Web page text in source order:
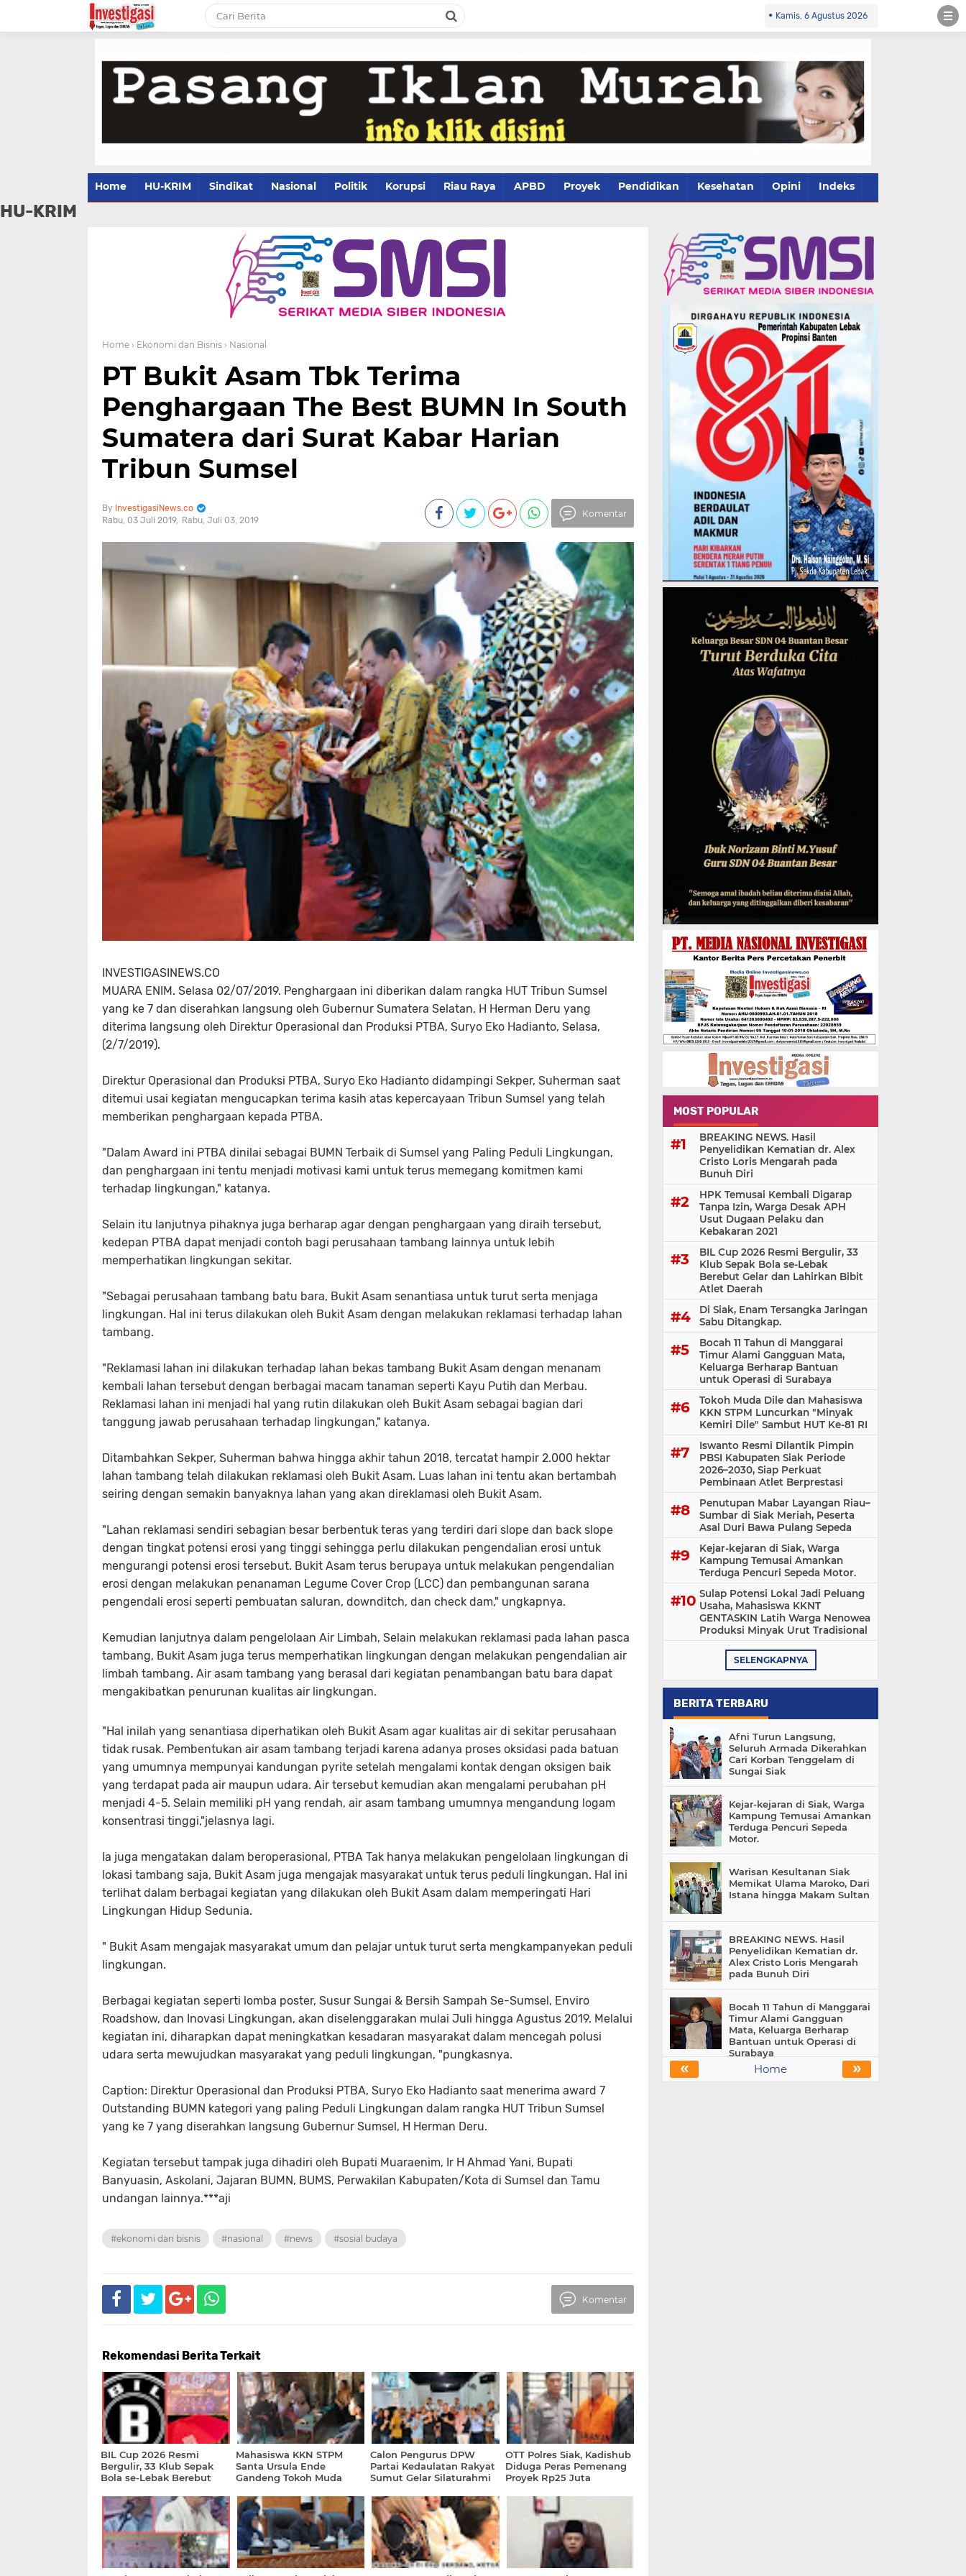
Kamis, 6 Agustus 2026
Home HU-KRIM Sindikat Nasional Politik Korupsi Riau Raya APBD Proyek Pendidikan Kesehatan Opini Indeks
HU-KRIM
Home › Ekonomi dan Bisnis › Nasional
PT Bukit Asam Tbk Terima
Penghargaan The Best BUMN In South
Sumatera dari Surat Kabar Harian
Tribun Sumsel
InvestigasiNews.co
Rabu, 03 Juli 2019
Rabu, Juli 03, 2019
Komentar
INVESTIGASINEWS.CO
MUARA ENIM. Selasa 02/07/2019. Penghargaan ini diberikan dalam rangka HUT Tribun Sumsel
yang ke 7 dan diserahkan langsung oleh Gubernur Sumatera Selatan, H Herman Deru yang
diterima langsung oleh Direktur Operasional dan Produksi PTBA, Suryo Eko Hadianto, Selasa,
(2/7/2019).
Direktur Operasional dan Produksi PTBA, Suryo Eko Hadianto didampingi Sekper, Suherman saat
ditemui usai kegiatan mengucapkan terima kasih atas kepercayaan Tribun Sumsel yang telah
memberikan penghargaan kepada PTBA.
"Dalam Award ini PTBA dinilai sebagai BUMN Terbaik di Sumsel yang Paling Peduli Lingkungan,
dan penghargaan ini tentu menjadi motivasi kami untuk terus memegang komitmen kami
terhadap lingkungan," katanya.
Selain itu lanjutnya pihaknya juga berharap agar dengan penghargaan yang diraih tersebut,
kedepan PTBA dapat menjadi contoh bagi perusahaan tambang lainnya untuk lebih
memperhatikan lingkungan sekitar.
"Sebagai perusahaan tambang batu bara, Bukit Asam senantiasa untuk turut serta menjaga
lingkungan. Hal ini terus dilakukan oleh Bukit Asam dengan melakukan reklamasi terhadap lahan
tambang.
"Reklamasi lahan ini dilakukan terhadap lahan bekas tambang Bukit Asam dengan menanam
kembali lahan tersebut dengan berbagai macam tanaman seperti Kayu Putih dan Merbau.
Reklamasi lahan ini menjadi hal yang rutin dilakukan oleh Bukit Asam sebagai bagian dari
tanggung jawab perusahaan terhadap lingkungan," katanya.
Ditambahkan Sekper, Suherman bahwa hingga akhir tahun 2018, tercatat hampir 2.000 hektar
lahan tambang telah dilakukan reklamasi oleh Bukit Asam. Luas lahan ini tentu akan bertambah
seiring dengan semakin banyaknya lahan yang akan direklamasi oleh Bukit Asam.
"Lahan reklamasi sendiri sebagian besar berbentuk teras yang terdiri dari slope dan back slope
dengan tingkat potensi erosi yang tinggi sehingga perlu dilakukan pengendalian erosi untuk
mengurangi potensi erosi tersebut. Bukit Asam terus berupaya untuk melakukan pengendalian
erosi dengan melakukan penanaman Legume Cover Crop (LCC) dan pembangunan sarana
pengendali erosi seperti pembuatan saluran, downditch, dan check dam," ungkapnya.
Kemudian lanjutnya dalam pengelolaan Air Limbah, Selain melakukan reklamasi pada lahan pasca
tambang, Bukit Asam juga terus memperhatikan lingkungan dengan melakukan pengendalian air
limbah tambang. Air asam tambang yang berasal dari kegiatan penambangan batu bara dapat
mengakibatkan penurunan kualitas air lingkungan.
"Hal inilah yang senantiasa diperhatikan oleh Bukit Asam agar kualitas air di sekitar perusahaan
tidak rusak. Pembentukan air asam tambang terjadi karena adanya proses oksidasi pada batuan
yang umumnya mempunyai kandungan pyrite setelah mengalami kontak dengan oksigen baik
yang terdapat pada air maupun udara. Air tersebut kemudian akan mengalami perubahan pH
menjadi 4-5. Selain memiliki pH yang rendah, air asam tambang umumnya mengandung logam
konsentrasi tinggi,"jelasnya lagi.
Ia juga mengatakan dalam beroperasional, PTBA Tak hanya melakukan pengelolaan lingkungan di
lokasi tambang saja, Bukit Asam juga mengajak masyarakat untuk terus peduli lingkungan. Hal ini
terlihat dalam berbagai kegiatan yang dilakukan oleh Bukit Asam dalam memperingati Hari
Lingkungan Hidup Sedunia.
" Bukit Asam mengajak masyarakat umum dan pelajar untuk turut serta mengkampanyekan peduli
lingkungan.
Berbagai kegiatan seperti lomba poster, Susur Sungai & Bersih Sampah Se-Sumsel, Enviro
Roadshow, dan Inovasi Lingkungan, akan diselenggarakan mulai Juli hingga Agustus 2019. Melalui
kegiatan ini, diharapkan dapat meningkatkan kesadaran masyarakat dalam mencegah polusi
udara serta mewujudkan masyarakat yang peduli lingkungan, "pungkasnya.
Caption: Direktur Operasional dan Produksi PTBA, Suryo Eko Hadianto saat menerima award 7
Outstanding BUMN kategori yang paling Peduli Lingkungan dalam rangka HUT Tribun Sumsel
yang ke 7 yang diserahkan langsung Gubernur Sumsel, H Herman Deru.
Kegiatan tersebut tampak juga dihadiri oleh Bupati Muaraenim, Ir H Ahmad Yani, Bupati
Banyuasin, Askolani, Jajaran BUMN, BUMS, Perwakilan Kabupaten/Kota di Sumsel dan Tamu
undangan lainnya.***aji
#ekonomi dan bisnis #nasional #news #sosial budaya
Komentar
Rekomendasi Berita Terkait
BIL Cup 2026 Resmi
Bergulir, 33 Klub Sepak
Bola se-Lebak Berebut
Atlet Daerah
Mahasiswa KKN STPM
Santa Ursula Ende
Gandeng Tokoh Muda
HUT RI dan Pelatihan
Minyak Kemiri
Calon Pengurus DPW
Partai Kedaulatan Rakyat
Sumut Gelar Silaturahmi
OTT Polres Siak, Kadishub
Diduga Peras Pemenang
Proyek Rp25 Juta
MOST POPULAR
BREAKING NEWS. Hasil
Penyelidikan Kematian dr. Alex
Cristo Loris Mengarah pada
Bunuh Diri
HPK Temusai Kembali Digarap
Tanpa Izin, Warga Desak APH
Usut Dugaan Pelaku dan
Kebakaran 2021
BIL Cup 2026 Resmi Bergulir, 33
Klub Sepak Bola se-Lebak
Berebut Gelar dan Lahirkan Bibit
Atlet Daerah
Di Siak, Enam Tersangka Jaringan
Sabu Ditangkap.
Bocah 11 Tahun di Manggarai
Timur Alami Gangguan Mata,
Keluarga Berharap Bantuan
untuk Operasi di Surabaya
Tokoh Muda Dile dan Mahasiswa
KKN STPM Luncurkan "Minyak
Kemiri Dile" Sambut HUT Ke-81 RI
Iswanto Resmi Dilantik Pimpin
PBSI Kabupaten Siak Periode
2026–2030, Siap Perkuat
Pembinaan Atlet Berprestasi
Penutupan Mabar Layangan Riau–
Sumbar di Siak Meriah, Peserta
Asal Duri Bawa Pulang Sepeda
Kejar-kejaran di Siak, Warga
Kampung Temusai Amankan
Terduga Pencuri Sepeda Motor.
Sulap Potensi Lokal Jadi Peluang
Usaha, Mahasiswa KKNT
GENTASKIN Latih Warga Nenowea
Produksi Minyak Urut Tradisional
SELENGKAPNYA
BERITA TERBARU
Afni Turun Langsung,
Seluruh Armada Dikerahkan
Cari Korban Tenggelam di
Sungai Siak
Kejar-kejaran di Siak, Warga
Kampung Temusai Amankan
Terduga Pencuri Sepeda
Motor.
Warisan Kesultanan Siak
Memikat Ulama Maroko, Dari
Istana hingga Makam Sultan
BREAKING NEWS. Hasil
Penyelidikan Kematian dr.
Alex Cristo Loris Mengarah
pada Bunuh Diri
Bocah 11 Tahun di Manggarai
Timur Alami Gangguan
Mata, Keluarga Berharap
Bantuan untuk Operasi di
Surabaya
« »
Home